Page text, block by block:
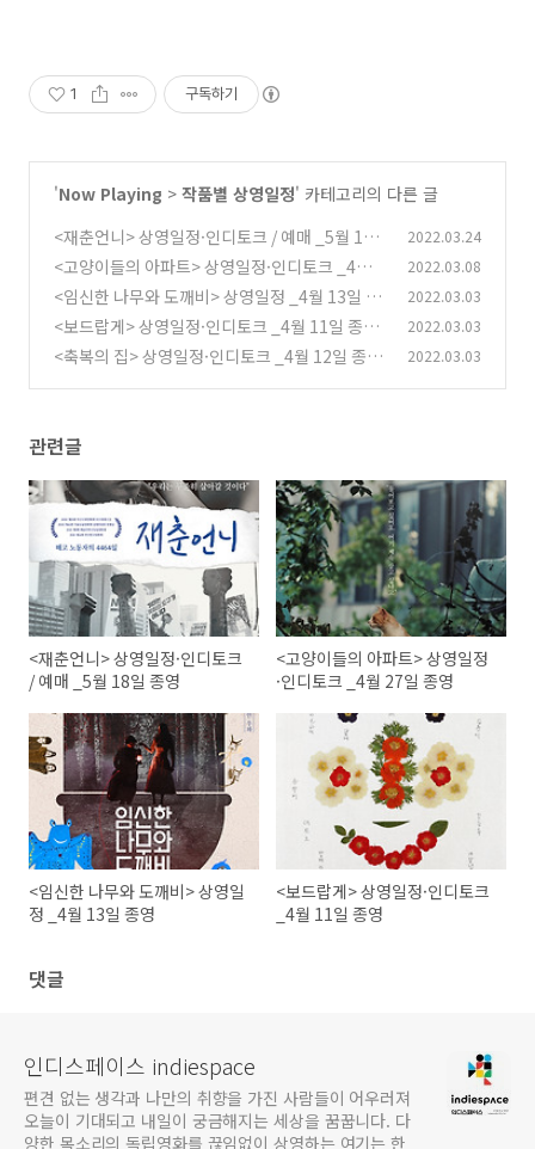
1 구독하기
'Now Playing > 작품별 상영일정' 카테고리의 다른 글
<재춘언니> 상영일정·인디토크 / 예매 _5월 18
일 종영
(0)
2022.03.24
<고양이들의 아파트> 상영일정·인디토크 _4월
27일 종영
(2)
2022.03.08
<임신한 나무와 도깨비> 상영일정 _4월 13일 종
영
(0)
2022.03.03
<보드랍게> 상영일정·인디토크 _4월 11일 종영
(0)
2022.03.03
<축복의 집> 상영일정·인디토크 _4월 12일 종영 2022.03.03
관련글
<재춘언니> 상영일정·인디토크
/ 예매 _5월 18일 종영
<고양이들의 아파트> 상영일정
·인디토크 _4월 27일 종영
<임신한 나무와 도깨비> 상영일
정 _4월 13일 종영
<보드랍게> 상영일정·인디토크
_4월 11일 종영
댓글
인디스페이스 indiespace
편견 없는 생각과 나만의 취향을 가진 사람들이 어우러져
오늘이 기대되고 내일이 궁금해지는 세상을 꿈꿉니다. 다
양한 목소리의 독립영화를 끊임없이 상영하는 여기는 한